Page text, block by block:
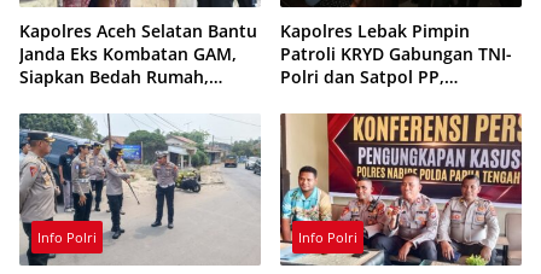
Kapolres Aceh Selatan Bantu
Janda Eks Kombatan GAM,
Siapkan Bedah Rumah,
Usaha
Kapolres Lebak Pimpin
Patroli KRYD Gabungan TNI-
Polri dan Satpol PP,
Balap Liar
Info Polri Info Polri